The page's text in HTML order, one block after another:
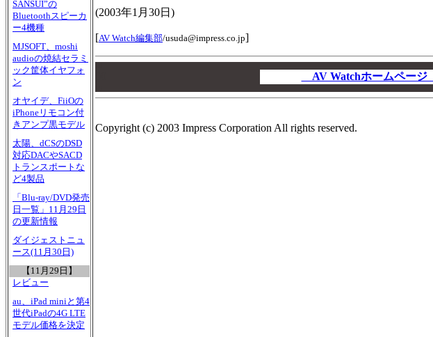
SANSUI”の
Bluetoothスピーカ
ー4機種
MJSOFT、moshi
audioの焼結セラミ
ック筐体イヤフォ
ン
オヤイデ、FiiOの
iPhoneリモコン付
きアンプ黒モデル
太陽、dCSのDSD
対応DACやSACD
トランスポートな
ど4製品
「Blu-ray/DVD発売
日一覧」11月29日
の更新情報
ダイジェストニュ
ース(11月30日)
【11月29日】
レビュー
au、iPad miniと第4
世代iPadの4G LTE
モデル価格を決定
(2003年1月30日 )
[AV Watch編集部/usuda@impress.co.jp]
AV Watchホームページ
Copyright (c) 2003 Impress Corporation All rights reserved.